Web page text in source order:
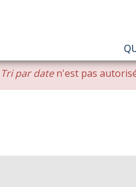
Tri par daten'est pas